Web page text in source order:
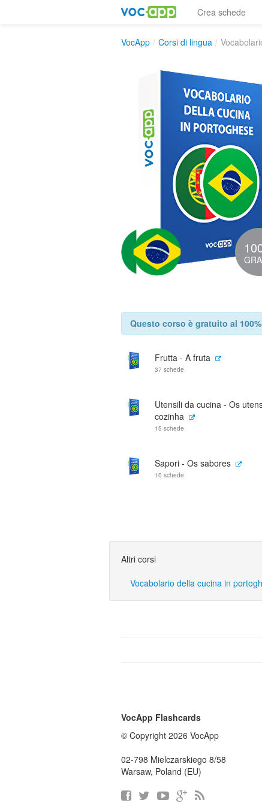
Crea schede
VocApp / Corsi di lingua /
Questo corso è gratuito al 100%
Frutta - A fruta
37 schede
Utensili da cucina - Os
cozinha
15 schede
Sapori - Os sabores
10 schede
Altri corsi
Vocabolario della cucina in
VocApp Flashcards
© Copyright 2026 VocApp
02-798 Mielczarskiego 8/58
Warsaw, Poland (EU)